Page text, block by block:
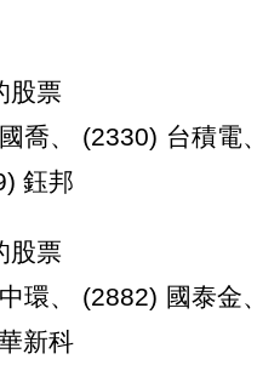
股票
喬、 (2330) 台積電、
鈺邦
股票
環、 (2882) 國泰金、
新科